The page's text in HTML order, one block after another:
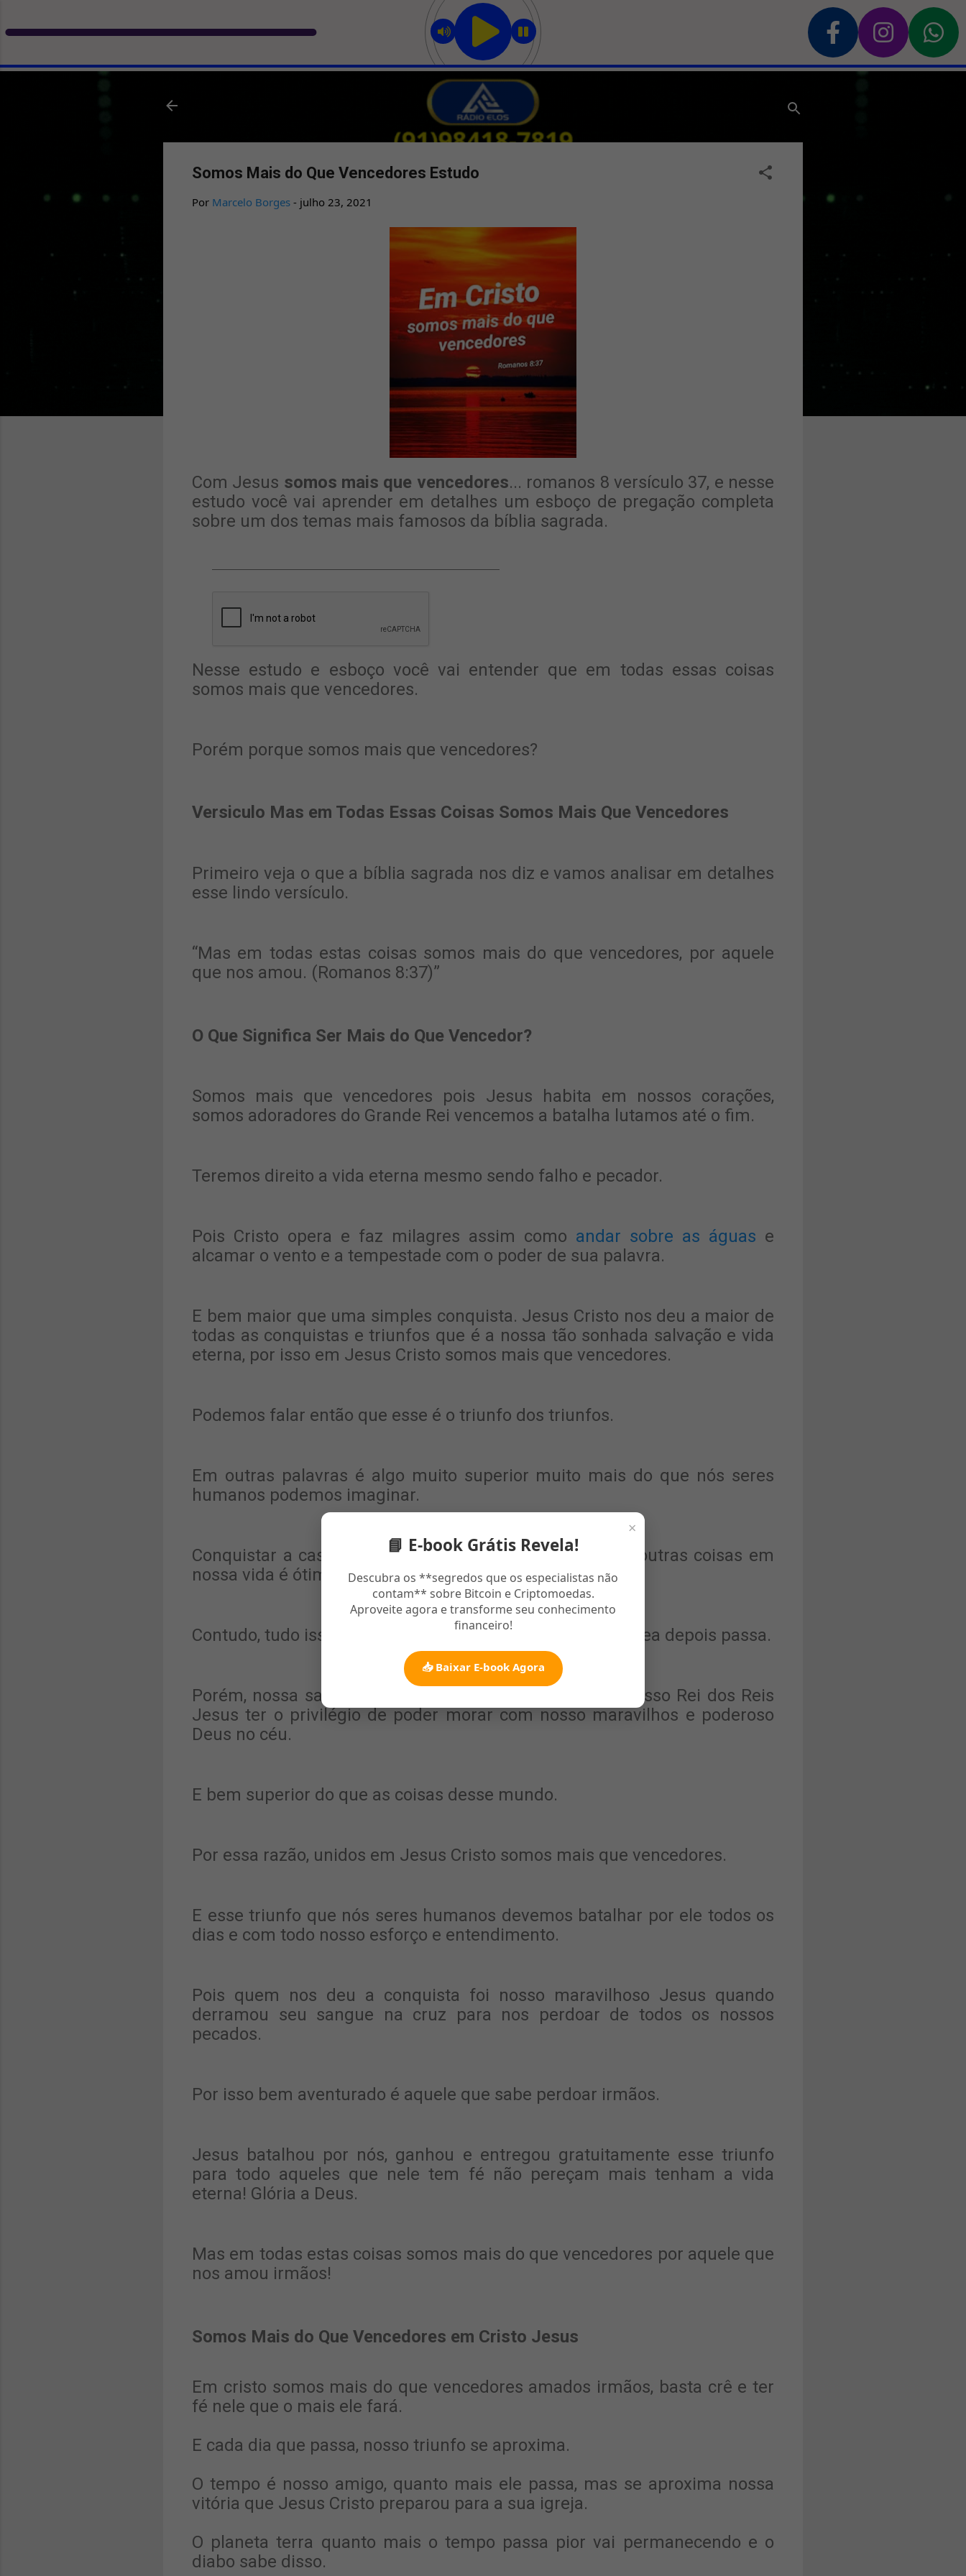
Pular para o conteúdo principal
×
📘 E-book Grátis Revela!
Descubra os **segredos que os especialistas não
contam** sobre Bitcoin e Criptomoedas.
Aproveite agora e transforme seu conhecimento
financeiro!
📥 Baixar E-book Agora
Somos Mais do Que Vencedores Estudo
Por Marcelo Borges - julho 23, 2021
Com Jesus somos mais que vencedores... romanos 8 versículo 37, e nesse
estudo você vai aprender em detalhes um esboço de pregação completa
sobre um dos temas mais famosos da bíblia sagrada.
Nesse estudo e esboço você vai entender que em todas essas coisas
somos mais que vencedores.
Porém porque somos mais que vencedores?
Versiculo Mas em Todas Essas Coisas Somos Mais Que Vencedores
Primeiro veja o que a bíblia sagrada nos diz e vamos analisar em detalhes
esse lindo versículo.
“Mas em todas estas coisas somos mais do que vencedores, por aquele
que nos amou. (Romanos 8:37)”
O Que Significa Ser Mais do Que Vencedor?
Somos mais que vencedores pois Jesus habita em nossos corações,
somos adoradores do Grande Rei vencemos a batalha lutamos até o fim.
Teremos direito a vida eterna mesmo sendo falho e pecador.
Pois Cristo opera e faz milagres assim como andar sobre as águas e
alcamar o vento e a tempestade com o poder de sua palavra.
E bem maior que uma simples conquista. Jesus Cristo nos deu a maior de
todas as conquistas e triunfos que é a nossa tão sonhada salvação e vida
eterna, por isso em Jesus Cristo somos mais que vencedores.
Podemos falar então que esse é o triunfo dos triunfos.
Em outras palavras é algo muito superior muito mais do que nós seres
humanos podemos imaginar.
Conquistar a casa própria, carro, casar ter filhos dentre outras coisas em
nossa vida é ótimo.
Contudo, tudo isso é passageiro, é uma alegria momentânea depois passa.
Porém, nossa salvação, vida eterna ser perdoado pelo nosso Rei dos Reis
Jesus ter o privilégio de poder morar com nosso maravilhos e poderoso
Deus no céu.
E bem superior do que as coisas desse mundo.
Por essa razão, unidos em Jesus Cristo somos mais que vencedores.
E esse triunfo que nós seres humanos devemos batalhar por ele todos os
dias e com todo nosso esforço e entendimento.
Pois quem nos deu a conquista foi nosso maravilhoso Jesus quando
derramou seu sangue na cruz para nos perdoar de todos os nossos
pecados.
Por isso bem aventurado é aquele que sabe perdoar irmãos.
Jesus batalhou por nós, ganhou e entregou gratuitamente esse triunfo
para todo aqueles que nele tem fé não pereçam mais tenham a vida
eterna! Glória a Deus.
Mas em todas estas coisas somos mais do que vencedores por aquele que
nos amou irmãos!
Somos Mais do Que Vencedores em Cristo Jesus
Em cristo somos mais do que vencedores amados irmãos, basta crê e ter
fé nele que o mais ele fará.
E cada dia que passa, nosso triunfo se aproxima.
O tempo é nosso amigo, quanto mais ele passa, mas se aproxima nossa
vitória que Jesus Cristo preparou para a sua igreja.
O planeta terra quanto mais o tempo passa pior vai permanecendo e o
diabo sabe disso.